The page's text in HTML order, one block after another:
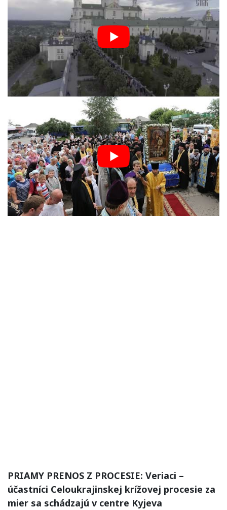
PRIAMY PRENOS Z PROCESIE: Veriaci –
účastníci Celoukrajinskej krížovej procesie za
mier sa schádzajú v centre Kyjeva